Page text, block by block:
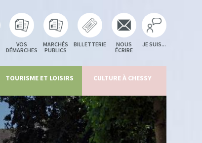
VOS
DÉMARCHES
MARCHÉS
PUBLICS
BILLETTERIE
NOUS
ÉCRIRE
JE SUIS...
TOURISME ET LOISIRS CULTURE À CHESSY